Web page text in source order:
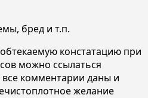
бред и т.п.
констатацию при
можно ссылаться
комментарии даны и
желание